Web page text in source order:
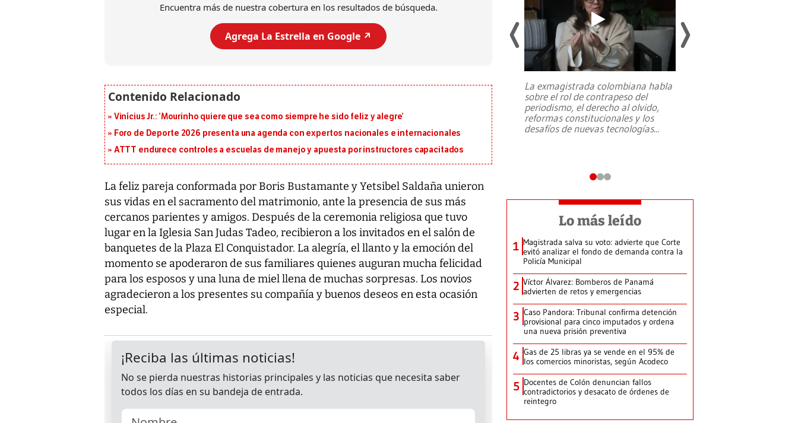
Encuentra más de nuestra cobertura en los resultados de búsqueda.
Agrega La Estrella en Google ↗️
Vinícius Jr.: ‘Mourinho quiere que sea como siempre he sido feliz y alegre’
Foro de Deporte 2026 presenta una agenda con expertos nacionales e internacionales
ATTT endurece controles a escuelas de manejo y apuesta por instructores capacitados
La feliz pareja conformada por Boris Bustamante y Yetsibel Saldaña unieron
sus vidas en el sacramento del matrimonio, ante la presencia de sus más
cercanos parientes y amigos. Después de la ceremonia religiosa que tuvo
lugar en la Iglesia San Judas Tadeo, recibieron a los invitados en el salón de
banquetes de la Plaza El Conquistador. La alegría, el llanto y la emoción del
momento se apoderaron de sus familiares quienes auguran mucha felicidad
para los esposos y una luna de miel llena de muchas sorpresas. Los novios
agradecieron a los presentes su compañía y buenos deseos en esta ocasión
especial.
al sur de Japón, provocando una
La exmagistrada colombiana habla
sobre el rol de contrapeso del
periodismo, el derecho al olvido,
reformas constitucionales y los
desafíos de nuevas tecnologías...
Lo más leído
1 Magistrada salva su voto: advierte que Corte
evitó analizar el fondo de demanda contra la
Policía Municipal
2 Víctor Álvarez: Bomberos de Panamá
advierten de retos y emergencias
3 Caso Pandora: Tribunal confirma detención
provisional para cinco imputados y ordena
una nueva prisión preventiva
4 Gas de 25 libras ya se vende en el 95% de
los comercios minoristas, según Acodeco
5 Docentes de Colón denuncian fallos
contradictorios y desacato de órdenes de
reintegro